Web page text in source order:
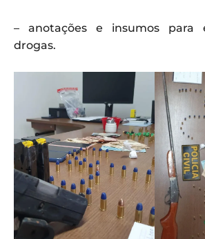
– anotações e insumos para
drogas.